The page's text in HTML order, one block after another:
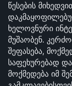
წესების
ხელოვნური
მუშაობენ.
შეფასება,
საფეხურებად
მოქმედება იმ